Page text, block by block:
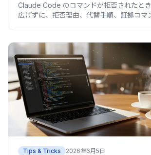
Claude Code のコマンドが拒否されたと
広げずに、拒否理由、代替手順、証拠コマ
Tips & Tricks 2026年6月5日